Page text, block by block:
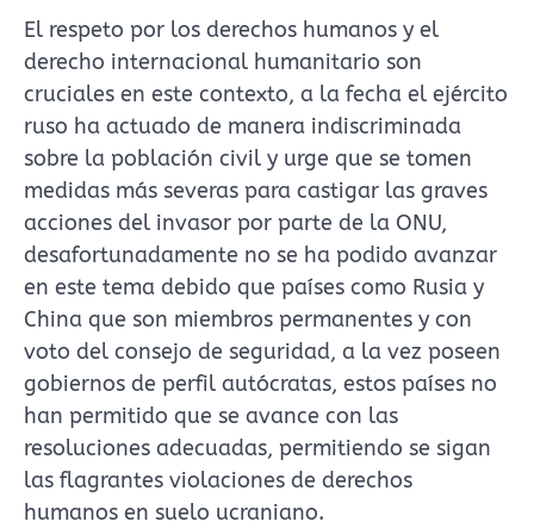
El respeto por los derechos humanos y el
derecho internacional humanitario son
cruciales en este contexto, a la fecha el ejército
ruso ha actuado de manera indiscriminada
sobre la población civil y urge que se tomen
medidas más severas para castigar las graves
acciones del invasor por parte de la ONU,
desafortunadamente no se ha podido avanzar
en este tema debido que países como Rusia y
China que son miembros permanentes y con
voto del consejo de seguridad, a la vez poseen
gobiernos de perfil autócratas, estos países no
han permitido que se avance con las
resoluciones adecuadas, permitiendo se sigan
las flagrantes violaciones de derechos
humanos en suelo ucraniano.